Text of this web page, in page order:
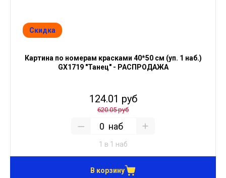
Скидка
Картина по номерам красками 40*50 см (уп. 1 наб.)
GX1719 "Танец" - РАСПРОДАЖА
124.01 руб
620.05 руб
наб
1 в 1 наб
В корзину